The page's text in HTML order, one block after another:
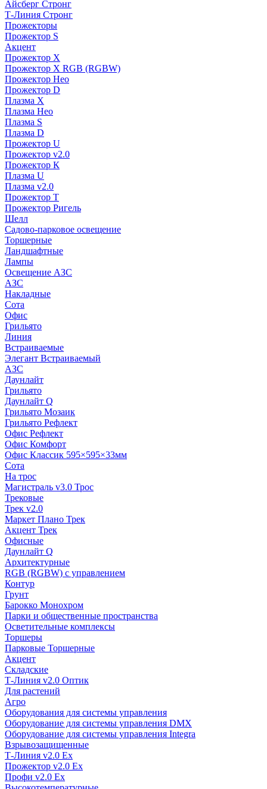
Айсберг Стронг
Т-Линия Стронг
Прожекторы
Прожектор S
Акцент
Прожектор X
Прожектор Х RGB (RGBW)
Прожектор Нео
Прожектор D
Плазма X
Плазма Нео
Плазма S
Плазма D
Прожектор U
Прожектор v2.0
Прожектор К
Плазма U
Плазма v2.0
Прожектор Т
Прожектор Ригель
Шелл
Садово-парковое освещение
Торшерные
Ландшафтные
Лампы
Освещение АЗС
АЗС
Накладные
Сота
Офис
Грильято
Линия
Встраиваемые
Элегант Встраиваемый
АЗС
Даунлайт
Грильято
Даунлайт Q
Грильято Мозаик
Грильято Рефлект
Офис Рефлект
Офис Комфорт
Офис Классик 595×595×33мм
Сота
На трос
Магистраль v3.0 Трос
Трековые
Трек v2.0
Маркет Плано Трек
Акцент Трек
Офисные
Даунлайт Q
Архитектурные
RGB (RGBW) с управлением
Контур
Грунт
Барокко Монохром
Парки и общественные пространства
Осветительные комплексы
Торшеры
Парковые Торшерные
Акцент
Складские
Т-Линия v2.0 Оптик
Для растений
Агро
Оборудования для системы управления
Оборудование для системы управления DMX
Оборудование для системы управления Integra
Взрывозащищенные
Т-Линия v2.0 Ex
Прожектор v2.0 Ex
Профи v2.0 Ex